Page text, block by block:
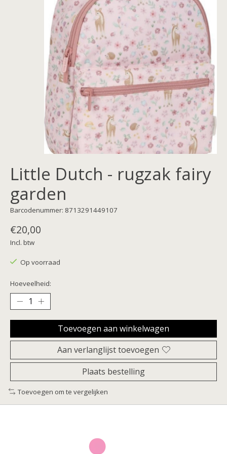
Little Dutch - rugzak fairy
garden
Barcodenummer: 8713291449107
€20,00
Incl. btw
Op voorraad
Hoeveelheid:
Toevoegen aan winkelwagen
Aan verlanglijst toevoegen
Plaats bestelling
Toevoegen om te vergelijken